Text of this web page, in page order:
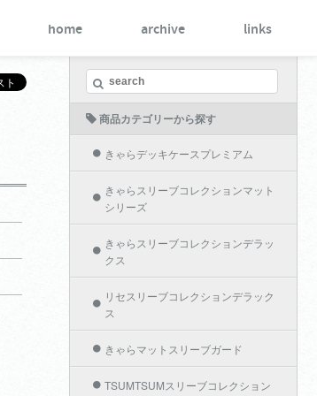
home archive links
商品カテゴリーから探す
きゃらデッキケースプレミアム
きゃらスリーブコレクションマット
シリーズ
きゃらスリーブコレクションデラッ
クス
リセスリーブコレクションデラック
ス
きゃらマットスリーブガード
TSUMTSUMスリーブコレクション